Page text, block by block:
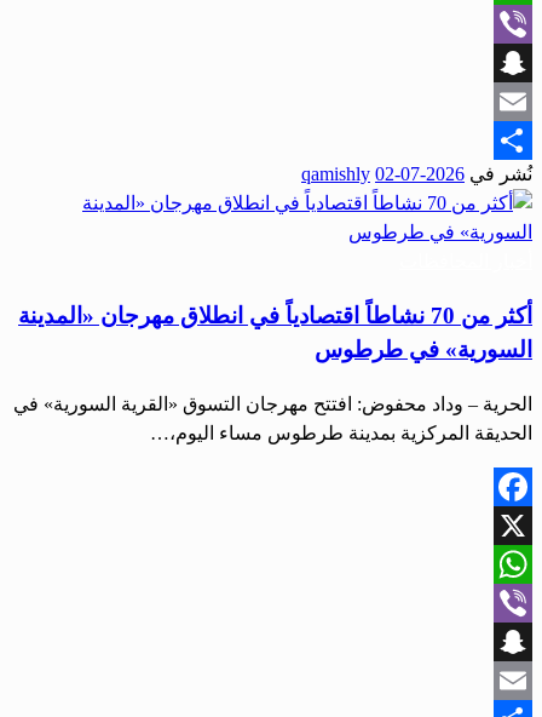
WhatsApp
Viber
Snapchat
Email
Share
نُشر في 2026-07-02
qamishly
أكثر من 70 نشاطاً اقتصادياً في انطلاق مهرجان «المدينة
السورية» في طرطوس
الحرية – وداد محفوض: افتتح مهرجان التسوق «القرية السورية» في
الحديقة المركزية بمدينة طرطوس مساء اليوم،…
Facebook
X
WhatsApp
Viber
Snapchat